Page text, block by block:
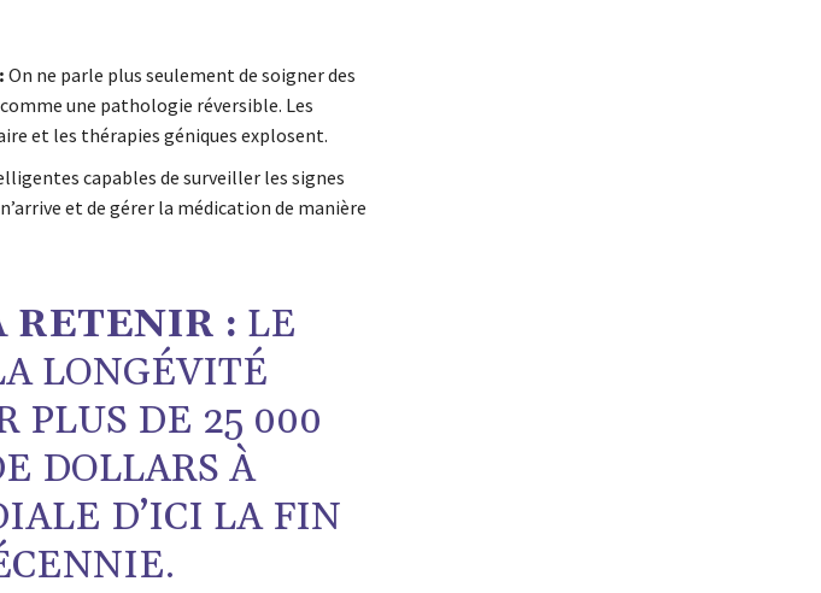
On ne parle plus seulement de soigner des
une pathologie réversible. Les
et les thérapies géniques explosent.
capables de surveiller les signes
et de gérer la médication de manière
RETENIR : LE
LONGÉVITÉ
PLUS DE 25 000
DOLLARS À
D’ICI LA FIN